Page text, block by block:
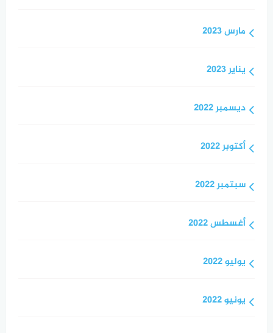
مارس 2023
يناير 2023
ديسمبر 2022
أكتوبر 2022
سبتمبر 2022
أغسطس 2022
يوليو 2022
يونيو 2022